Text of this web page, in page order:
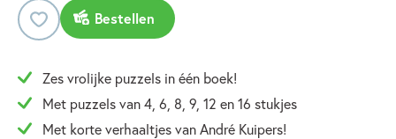
Bestellen
Zes vrolijke puzzels in één boek!
Met puzzels van 4, 6, 8, 9, 12 en 16 stukjes
Met korte verhaaltjes van André Kuipers!